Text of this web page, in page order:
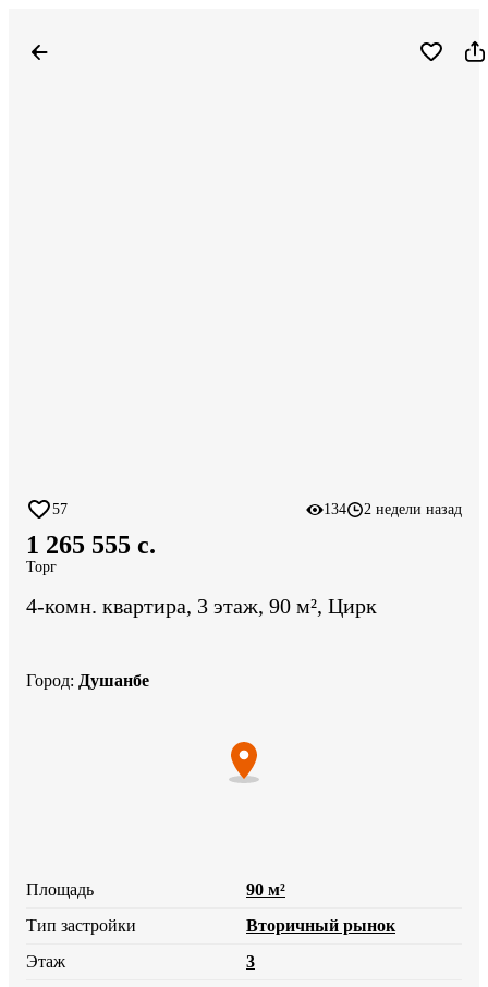
57 134 2 недели назад
1 265 555 c.
Торг
4-комн. квартира, 3 этаж, 90 м², Цирк
Город: Душанбе
Площадь
90 м²
Тип застройки
Вторичный рынок
Этаж
3